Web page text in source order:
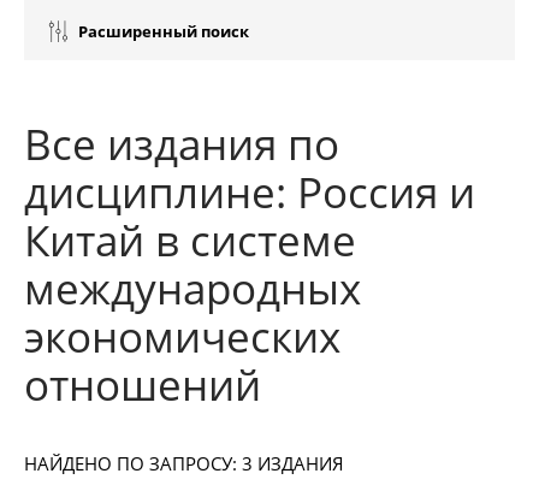
Расширенный поиск
Все издания по
дисциплине: Россия и
Китай в системе
международных
экономических
отношений
НАЙДЕНО ПО ЗАПРОСУ: 3 ИЗДАНИЯ